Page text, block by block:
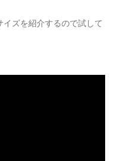
ズを紹介するので試して